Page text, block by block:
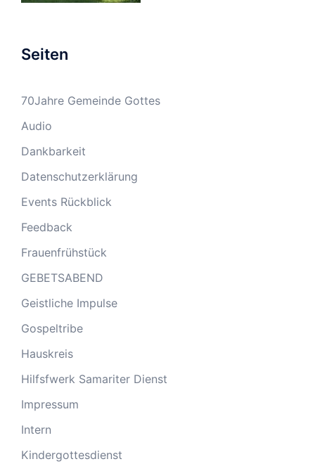
Seiten
70Jahre Gemeinde Gottes
Audio
Dankbarkeit
Datenschutzerklärung
Events Rückblick
Feedback
Frauenfrühstück
GEBETSABEND
Geistliche Impulse
Gospeltribe
Hauskreis
Hilfsfwerk Samariter Dienst
Impressum
Intern
Kindergottesdienst